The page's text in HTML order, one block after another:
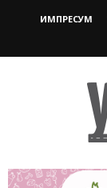
ИМПРЕСУМ